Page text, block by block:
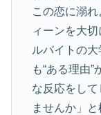
この恋に溺
ィーンを大
ルバイトの
も“ある理由
な反応をし
ませんか」